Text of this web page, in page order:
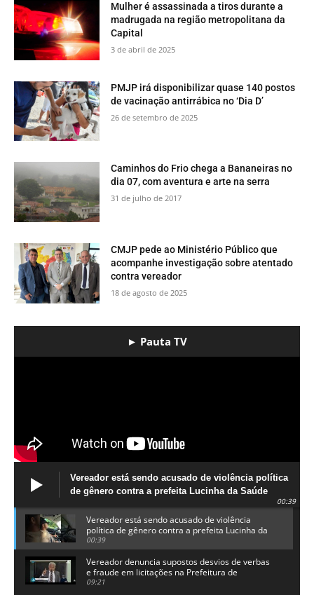
Mulher é assassinada a tiros durante a
madrugada na região metropolitana da
Capital
3 de abril de 2025
PMJP irá disponibilizar quase 140 postos
de vacinação antirrábica no ‘Dia D’
26 de setembro de 2025
​Caminhos do Frio chega a Bananeiras no
dia 07, com aventura e arte na serra
31 de julho de 2017
CMJP pede ao Ministério Público que
acompanhe investigação sobre atentado
contra vereador
18 de agosto de 2025
► Pauta TV
Vereador está sendo acusado de violência política
de gênero contra a prefeita Lucinha da Saúde
00:39
Vereador está sendo acusado de violência
política de gênero contra a prefeita Lucinha da
Saúde
00:39
Vereador denuncia supostos desvios de verbas
e fraude em licitações na Prefeitura de
Alhandra
09:21